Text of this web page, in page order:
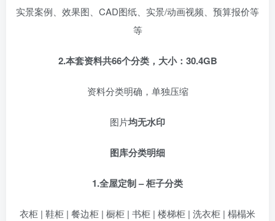
实景案例、效果图、CAD图纸、实景/动画视频、预算报价等
等
2.本套资料共66个分类，大小：30.4GB
资料分类明确，单独压缩
图片均无水印
图库分类明细
1.全屋定制 – 柜子分类
衣柜 | 鞋柜 | 餐边柜 | 橱柜 | 书柜 | 楼梯柜 | 洗衣柜 | 榻榻米